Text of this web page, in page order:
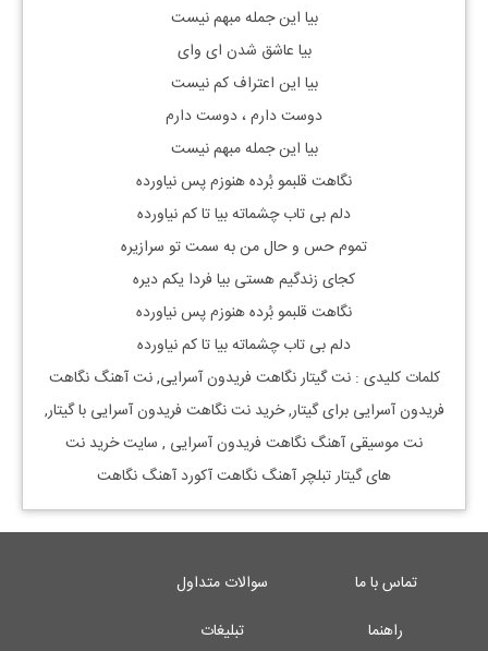
بیا این جمله مبهم نیست
بیا عاشق شدن ای وای
بیا این اعتراف کم نیست
دوست دارم ، دوست دارم
بیا این جمله مبهم نیست
نگاهت قلبمو بُرده هنوزم پس نیاورده
دلم بی تاب چشماته بیا تا کم نیاورده
تموم حس و حال من به سمت تو سرازیره
کجای زندگیم هستی بیا فردا یکم دیره
نگاهت قلبمو بُرده هنوزم پس نیاورده
دلم بی تاب چشماته بیا تا کم نیاورده
کلمات کلیدی : نتگیتارنگاهت فریدون آسرایی, نت آهنگ نگاهت
فریدون آسرایی برایگیتار, خرید نتنگاهت فریدون آسرایی باگیتار,
نت موسیقی آهنگ نگاهت فریدون آسرایی , سایت خرید نت
های گیتار تبلچر آهنگ نگاهت آکورد آهنگ نگاهت
تماس با ما
سوالات متداول
راهنما
تبلیغات